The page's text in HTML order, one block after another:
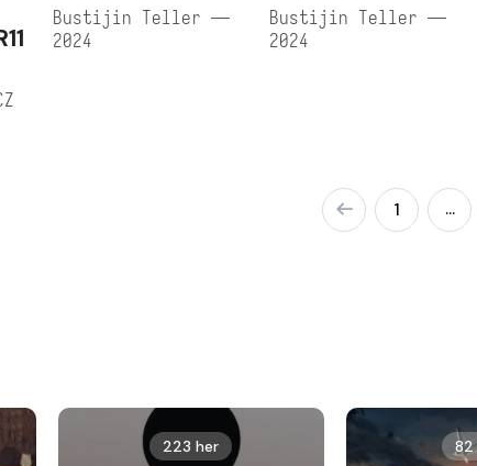
Bustijin Teller —
2024
Bustijin Teller —
2024
1 …
223 her 82